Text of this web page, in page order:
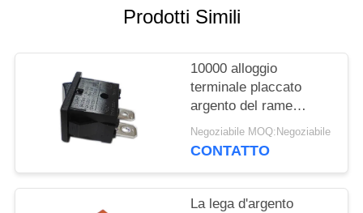
DEL
PRIVACY
Prodotti Simili
10000 alloggio
terminale placcato
argento del rame
PA66/PC
dell'interruttore a leva
Negoziabile MOQ:Negoziabile
CONTATTO
La lega d'argento